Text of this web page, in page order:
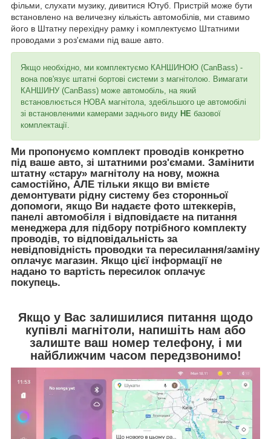
фільми, слухати музику, дивитися Ютуб. Пристрій може бути
встановлено на величезну кількість автомобілів, ми ставимо
його в Штатну перехідну рамку і комплектуємо Штатними
проводами з роз'ємами під ваше авто.
Якщо необхідно, ми комплектуємо КАНШИНОЮ (CanBass) -
вона пов'язує штатні бортові системи з магнітолою. Вимагати
КАНШИНУ (CanBass) може автомобіль, на який
встановлюється НОВА магнітола, здебільшого це автомобілі
зі встановленими камерами заднього виду НЕ базової
комплектації.
Ми пропонуємо комплект проводів конкретно
під ваше авто, зі штатними роз'ємами. Замінити
штатну «стару» магнітолу на нову, можна
самостійно, АЛЕ тільки якщо ви вмієте
демонтувати рідну систему без сторонньої
допомоги, якщо Ви надаєте фото штеккерів,
панелі автомобіля і відповідаєте на питання
менеджера для підбору потрібного комплекту
проводів, то відповідальність за
невідповідність проводки та пересилання/заміну
оплачує магазин. Якщо цієї інформації не
надано то вартість пересилок оплачує
покупець.
Якщо у Вас залишилися питання щодо
купівлі магнітоли, напишіть нам або
залиште ваш номер телефону, і ми
найближчим часом передзвонимо!